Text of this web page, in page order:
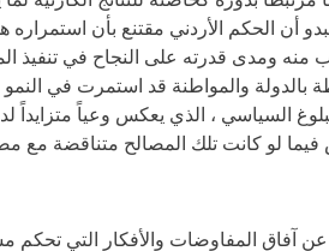
أن الحكم الأردني مقتنع بأن
منه ومدى قدرته على النجاح في تنفيذ
بالدولة والمواطنة قد استمرت في
السياسي ، الذي يعكس وعياً متزايداً
لو كانت تلك المصالح متناقضة مع
عن آفاق المفاوضات والأفكار التي تحكم